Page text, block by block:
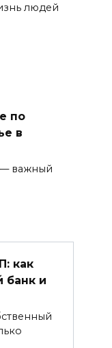
людей
по
в
важный
как
банк и